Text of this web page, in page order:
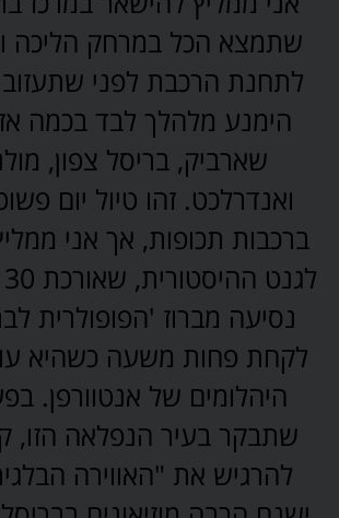
שתמצא הכל במרחק הליכה
לתחנת הרכבת לפני
הימנע מלהלך לבד בכמה
שארביק, בריסל צפון,
ואנדרלכט. זהו טיול יום
ברכבות תכופות, אך אני
נסיעה מברוז 'הפופולרית
לקחת פחות משעה כשהיא
היהלומים של אנטוורפן.
שתבקר בעיר הנפלאה הזו,
להרגיש את "האווירה